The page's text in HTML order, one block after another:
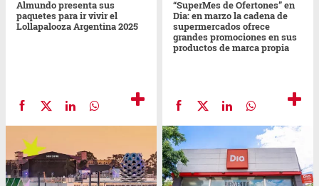
Almundo presenta sus
paquetes para ir vivir el
Lollapalooza Argentina 2025
“SuperMes de Ofertones” en
Dia: en marzo la cadena de
supermercados ofrece
grandes promociones en sus
productos de marca propia